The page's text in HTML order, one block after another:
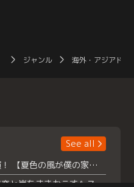
ジャンル 海外・アジアドラ
See all
浮所飛貴主演！ 【夏色の風が僕の家にやってきた】 本日よりテラサで独占配信スタート！
『夏色の雲が恋と嵐をまきおこす』スペシャルメイキング 【Part1】2026年７月18日（土）23時30分～配信スタート！話題のシーンの裏側を大公開！豪華キャスト大集合！ 『武宮家 真夏の家族会議』開催！